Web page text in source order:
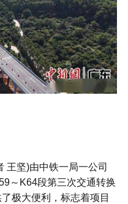
王坚)由中铁一局一公司
～K64段第三次交通转换
极大便利，标志着项目